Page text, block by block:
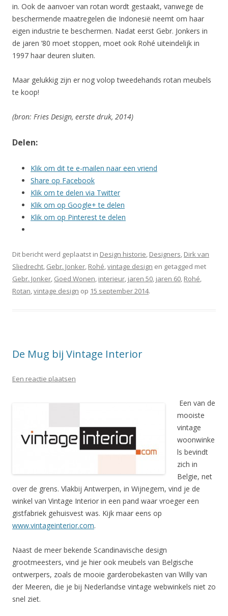
in. Ook de aanvoer van rotan wordt gestaakt, vanwege de
beschermende maatregelen die Indonesië neemt om haar
eigen industrie te beschermen. Nadat eerst Gebr. Jonkers in
de jaren ’80 moet stoppen, moet ook Rohé uiteindelijk in
1997 haar deuren sluiten.
Maar gelukkig zijn er nog volop tweedehands rotan meubels
te koop!
(bron: Fries Design, eerste druk, 2014)
Delen:
Klik om dit te e-mailen naar een vriend
Share op Facebook
Klik om te delen via Twitter
Klik om op Google+ te delen
Klik om op Pinterest te delen
Dit bericht werd geplaatst in Design historie, Designers, Dirk van
Sliedrecht, Gebr. Jonker, Rohé,vintage design en getagged met
Gebr. Jonker, Goed Wonen, interieur, jaren 50, jaren 60, Rohé,
Rotan,vintage design op 15 september 2014.
De Mug bij Vintage Interior
Een reactie plaatsen
Een van de
mooiste
vintage
woonwinke
ls bevindt
zich in
Belgie, net
over de grens. Vlakbij Antwerpen, in Wijnegem, vind je de
winkel van Vintage Interior in een pand waar vroeger een
gistfabriek gehuisvest was. Kijk maar eens op
www.vintageinterior.com.
Naast de meer bekende Scandinavische design
grootmeesters, vind je hier ook meubels van Belgische
ontwerpers, zoals de mooie garderobekasten van Willy van
der Meeren, die je bij Nederlandse vintage webwinkels niet zo
snel ziet.